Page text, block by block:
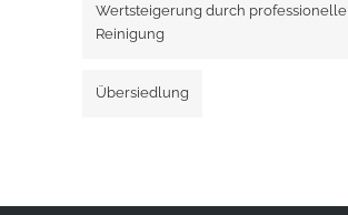
Wertsteigerung durch professionelle
Reinigung
Übersiedlung